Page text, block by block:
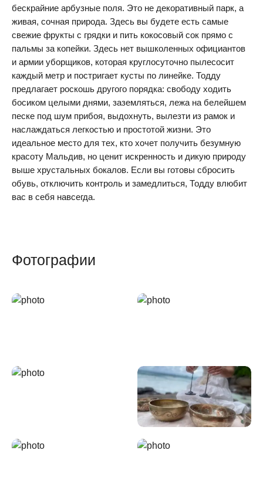
бескрайние арбузные поля. Это не декоративный парк, а
живая, сочная природа. Здесь вы будете есть самые
свежие фрукты с грядки и пить кокосовый сок прямо с
пальмы за копейки. Здесь нет вышколенных официантов
и армии уборщиков, которая круглосуточно пылесосит
каждый метр и постригает кусты по линейке. Тодду
предлагает роскошь другого порядка: свободу ходить
босиком целыми днями, заземляться, лежа на белейшем
песке под шум прибоя, выдохнуть, вылезти из рамок и
наслаждаться легкостью и простотой жизни. Это
идеальное место для тех, кто хочет получить безумную
красоту Мальдив, но ценит искренность и дикую природу
выше хрустальных бокалов. Если вы готовы сбросить
обувь, отключить контроль и замедлиться, Тодду влюбит
вас в себя навсегда.
Фотографии